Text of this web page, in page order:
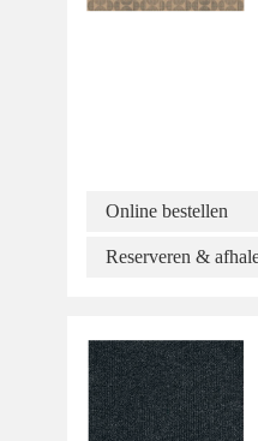
Online bestellen
Reserveren &